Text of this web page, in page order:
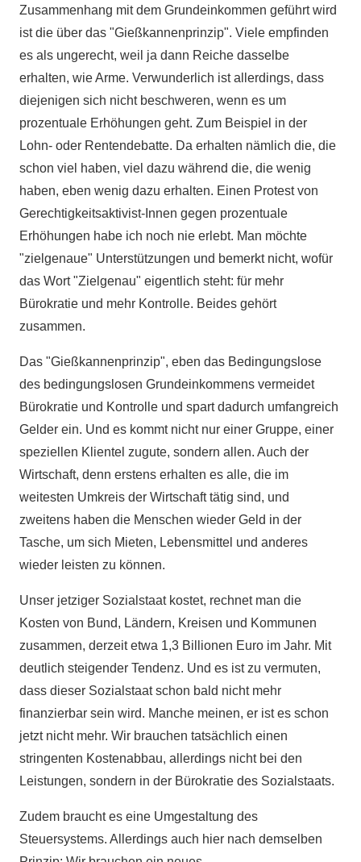
Zusammenhang mit dem Grundeinkommen geführt wird
ist die über das "Gießkannenprinzip". Viele empfinden
es als ungerecht, weil ja dann Reiche dasselbe
erhalten, wie Arme. Verwunderlich ist allerdings, dass
diejenigen sich nicht beschweren, wenn es um
prozentuale Erhöhungen geht. Zum Beispiel in der
Lohn- oder Rentendebatte. Da erhalten nämlich die, die
schon viel haben, viel dazu während die, die wenig
haben, eben wenig dazu erhalten. Einen Protest von
Gerechtigkeitsaktivist-Innen gegen prozentuale
Erhöhungen habe ich noch nie erlebt. Man möchte
"zielgenaue" Unterstützungen und bemerkt nicht, wofür
das Wort "Zielgenau" eigentlich steht: für mehr
Bürokratie und mehr Kontrolle. Beides gehört
zusammen.
Das "Gießkannenprinzip", eben das Bedingungslose
des bedingungslosen Grundeinkommens vermeidet
Bürokratie und Kontrolle und spart dadurch umfangreich
Gelder ein. Und es kommt nicht nur einer Gruppe, einer
speziellen Klientel zugute, sondern allen. Auch der
Wirtschaft, denn erstens erhalten es alle, die im
weitesten Umkreis der Wirtschaft tätig sind, und
zweitens haben die Menschen wieder Geld in der
Tasche, um sich Mieten, Lebensmittel und anderes
wieder leisten zu können.
Unser jetziger Sozialstaat kostet, rechnet man die
Kosten von Bund, Ländern, Kreisen und Kommunen
zusammen, derzeit etwa 1,3 Billionen Euro im Jahr. Mit
deutlich steigender Tendenz. Und es ist zu vermuten,
dass dieser Sozialstaat schon bald nicht mehr
finanzierbar sein wird. Manche meinen, er ist es schon
jetzt nicht mehr. Wir brauchen tatsächlich einen
stringenten Kostenabbau, allerdings nicht bei den
Leistungen, sondern in der Bürokratie des Sozialstaats.
Zudem braucht es eine Umgestaltung des
Steuersystems. Allerdings auch hier nach demselben